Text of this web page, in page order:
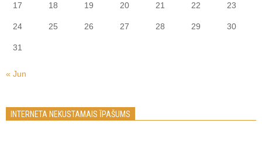
17 18 19 20 21 22 23
24 25 26 27 28 29 30
31
« Jun
INTERNETA NEKUSTAMAIS ĪPAŠUMS